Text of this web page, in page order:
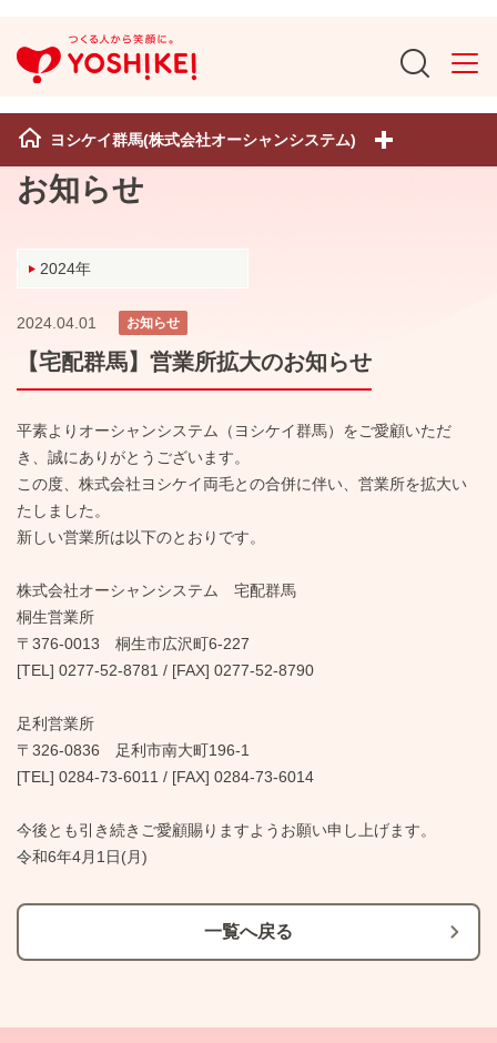
ヨシケイ群馬(株式会社オーシャンシステム)
お知らせ
2024年
2024.04.01 お知らせ
【宅配群馬】営業所拡大のお知らせ
平素よりオーシャンシステム（ヨシケイ群馬）をご愛顧いただ
き、誠にありがとうございます。
この度、株式会社ヨシケイ両毛との合併に伴い、営業所を拡大い
たしました。
新しい営業所は以下のとおりです。
株式会社オーシャンシステム 宅配群馬
桐生営業所
〒376-0013 桐生市広沢町6-227
[TEL] 0277-52-8781 / [FAX] 0277-52-8790
足利営業所
〒326-0836 足利市南大町196-1
[TEL] 0284-73-6011 / [FAX] 0284-73-6014
今後とも引き続きご愛顧賜りますようお願い申し上げます。
令和6年4月1日(月)
一覧へ戻る